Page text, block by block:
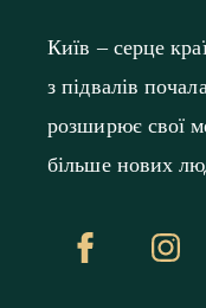
Київ – серце
з підвалів
розширює свої
більше нових